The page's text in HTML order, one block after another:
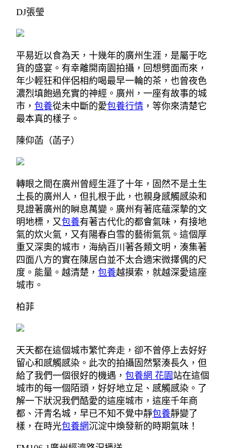
DJ張瑩
平易近以食為天，十幾年的廣州生涯，是屬于吃
貨的盛宴。有幸離開南園拍攝，回想劈面而來，
年少輕狂和伴侶相約喝最早一輪的茶，也曾夜色
濃烈填飽過充實的神經。廣州，一座有故事的城
市， 包養從未中斷的愛包養行情 ，等你來清楚它
最本真的樣子。
陳仰菡（菡子）
轉眼之間在廣州曾經生涯了十年，固然不是土生
土長的廣州人，但扎根于此，也親身感觸感染和
見證著廣州的瞬息萬變。廣州有著底蘊深摯的文
明地標，又包養有著古代化的都會氣味，有接地
氣的炊火氣，又有陽春白雪的藝術氣氛。這個厚
重又深奧的城市，海納百川著各類文明，湊集著
四面八方的實在陳居白並不太合適宋微擇偶的尺
度。能量。越清楚， 包養越摸索，就越深愛這座
城市。
柏菲
天天都在這個城市繁忙奔走，卻不曾停上去好好
留心和感觸感染。此次的拍攝固然緊湊長久，但
給了我們一個很好的機遇， 包養網 花園 站在這個
城市的每一個陌頭，好好地立足、感觸感染。了
解一下狀況我們酷愛的這座城市，這座千年商
都、汗青名城，早已不知不覺中靜包養靜變了
樣，在時光包養網沉淀中煥發新的時期氣味！